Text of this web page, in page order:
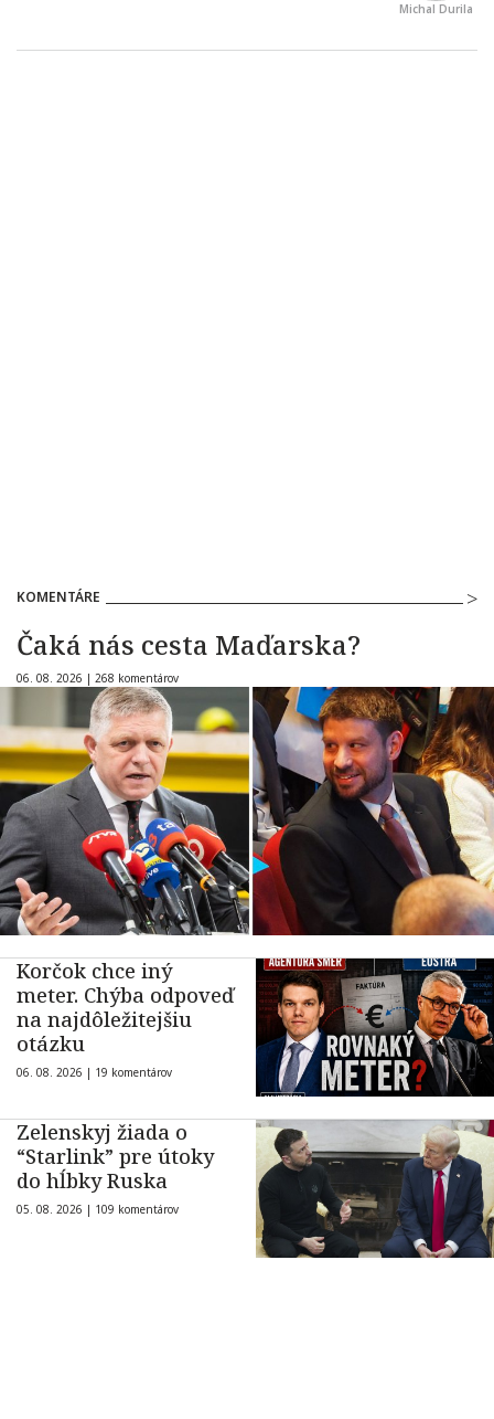
Michal Durila
KOMENTÁRE
Čaká nás cesta Maďarska?
06. 08. 2026 | 268 komentárov
Korčok chce iný
meter. Chýba odpoveď
na najdôležitejšiu
otázku
06. 08. 2026 | 19 komentárov
Zelenskyj žiada o
“Starlink” pre útoky
do hĺbky Ruska
05. 08. 2026 | 109 komentárov